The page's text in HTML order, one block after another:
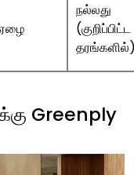
நல்லது
(குறிப்பிட்ட
Greenply